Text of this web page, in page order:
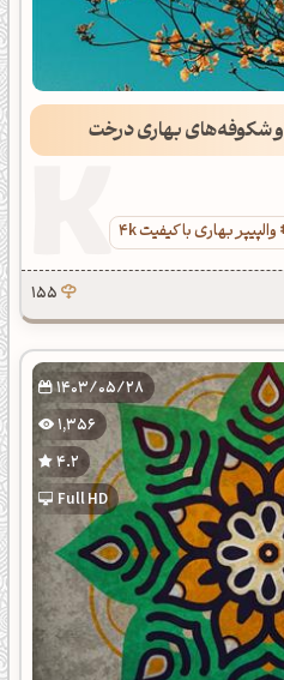
و شکوفه‌های بهاری درخت
والپیپر بهاری با کیفیت 4k
155
1403/05/28
1,356
4.2
Full HD